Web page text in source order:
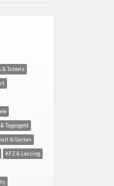
& Tablets
Tagesgeld
& Garten
KFZ & Leasing